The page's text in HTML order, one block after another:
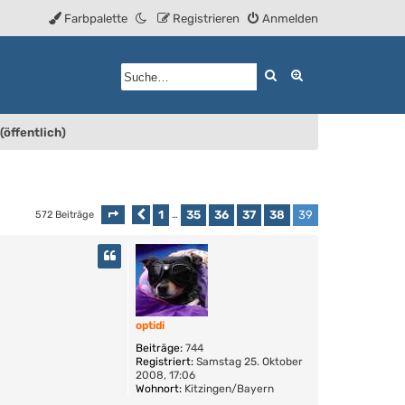
Anmelden
Registrieren
Farbpalette
Suche
572 Beiträge Seite 39 von39
Vorherige
1 … 35 36 37 38 39
optidi
Beiträge: 744
Registriert: Samstag 25. Oktober
2008, 17:06
Wohnort: Kitzingen/Bayern